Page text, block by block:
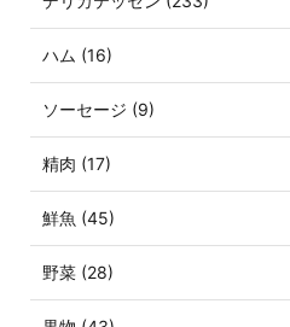
ハム (16)
ソーセージ (9)
精肉 (17)
鮮魚 (45)
野菜 (28)